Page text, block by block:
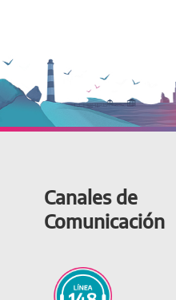
Canales de
Comunicación